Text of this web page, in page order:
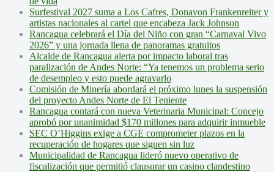
Surfestival 2027 suma a Los Cafres, Donavon Frankenreiter y
artistas nacionales al cartel que encabeza Jack Johnson
Rancagua celebrará el Día del Niño con gran “Carnaval Vivo
2026” y una jornada llena de panoramas gratuitos
Alcalde de Rancagua alerta por impacto laboral tras
paralización de Andes Norte: “Ya tenemos un problema serio
de desempleo y esto puede agravarlo
Comisión de Minería abordará el próximo lunes la suspensión
del proyecto Andes Norte de El Teniente
Rancagua contará con nueva Veterinaria Municipal: Concejo
aprobó por unanimidad $170 millones para adquirir inmueble
SEC O’Higgins exige a CGE comprometer plazos en la
recuperación de hogares que siguen sin luz
Municipalidad de Rancagua lideró nuevo operativo de
fiscalización que permitió clausurar un casino clandestino